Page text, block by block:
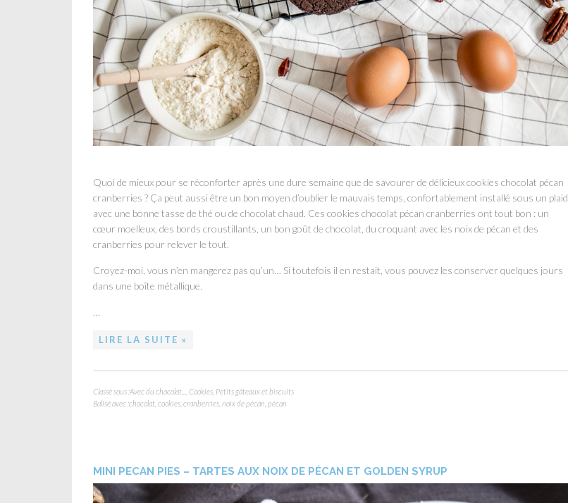
Quoi de mieux pour se réconforter après une dure semaine que de savourer de délicieux cookies chocolat pécan
cranberries ? Ça peut aussi être un bon moyen d’oublier le mauvais temps, confortablement installé sous un plaid
avec une bonne tasse de thé ou de chocolat chaud. Ces cookies chocolat pécan cranberries ont tout bon : un
cœur moelleux, des bords croustillants, un bon goût de chocolat, du croquant avec les noix de pécan et des
cranberries pour relever le tout.
Croyez-moi, vous n’en mangerez pas qu’un… Si toutefois il en restait, vous pouvez les conserver quelques jours
dans une boîte métallique.
…
LIRE LA SUITE »
Classé sous :Avec du chocolat... Cookies Petits gâteaux et biscuits
Balisé avec :chocolat cookies cranberries noix de pécan pécan
MINI PECAN PIES – TARTES AUX NOIX DE PÉCAN ET GOLDEN SYRUP